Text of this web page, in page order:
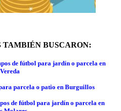
TAMBIÉN BUSCARON:
de fútbol para jardín o parcela en
Vereda
parcela o patio en Burguillos
de fútbol para jardín o parcela en